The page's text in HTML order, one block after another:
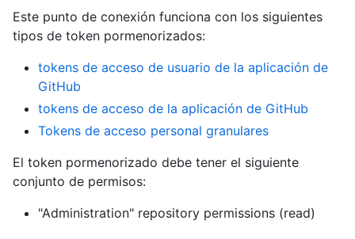
Este punto de conexión funciona con los siguientes
tipos de token pormenorizados:
tokens de acceso de usuario de la aplicación de
GitHub
tokens de acceso de la aplicación de GitHub
Tokens de acceso personal granulares
El token pormenorizado debe tener el siguiente
conjunto de permisos:
"Administration" repository permissions (read)